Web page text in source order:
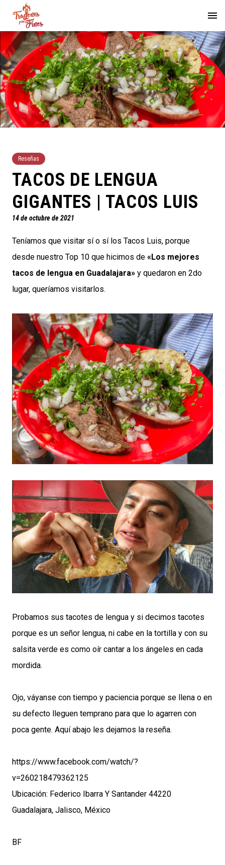
Reseñas
TACOS DE LENGUA
GIGANTES | TACOS LUIS
14 de octubre de 2021
Teníamos que visitar sí o sí los Tacos Luis, porque
desde nuestro Top 10 que hicimos de «Los mejores
tacos de lengua en Guadalajara» y quedaron en 2do
lugar, queríamos visitarlos.
Probamos sus tacotes de lengua y si decimos tacotes
porque es un señor lengua, ni cabe en la tortilla y con su
salsita verde es como oír cantar a los ángeles en cada
mordida.
Ojo, váyanse con tiempo y paciencia porque se llena o en
su defecto lleguen temprano para que lo agarren con
poca gente. Aquí abajo les dejamos la reseña.
https://www.facebook.com/watch/?
v=260218479362125
Ubicación: Federico Ibarra Y Santander 44220
Guadalajara, Jalisco, México
BF